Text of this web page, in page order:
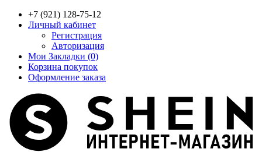
+7 (921) 128-75-12
Личный кабинет
Регистрация
Авторизация
Мои Закладки (0)
Корзина покупок
Оформление заказа